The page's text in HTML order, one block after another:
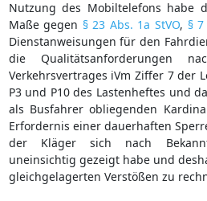
Nutzung des Mobiltelefons habe
Maße gegen § 23 Abs. 1a StVO, §
Dienstanweisungen für den
die
Verkehrsvertrages iVm Ziffer 7 der
P3 und P10 des Lastenheftes und
als Busfahrer obliegenden
Erfordernis einer dauerhaften
der Kläger sich nach
uneinsichtig gezeigt habe und
gleichgelagerten Verstößen zu